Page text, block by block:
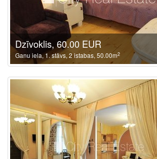
Dzīvoklis, 60.00 EUR
Ganu iela, 1. stāvs, 2 istabas, 50.00m2